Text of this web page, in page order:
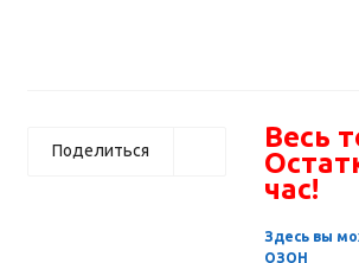
Поделиться
Весь
час!
Здесь вы
ОЗОН